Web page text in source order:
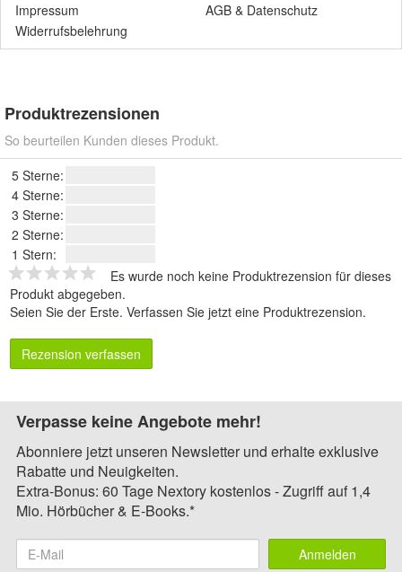
Impressum
AGB & Datenschutz
Widerrufsbelehrung
Produktrezensionen
So beurteilen Kunden dieses Produkt.
5 Sterne:
4 Sterne:
3 Sterne:
2 Sterne:
1 Stern:
Es wurde noch keine Produktrezension für dieses
Produkt abgegeben.
Seien Sie der Erste. Verfassen Sie jetzt eine Produktrezension.
Rezension verfassen
Verpasse keine Angebote mehr!
Abonniere jetzt unseren Newsletter und erhalte exklusive
Rabatte und Neuigkeiten.
Extra-Bonus: 60 Tage Nextory kostenlos - Zugriff auf 1,4
Mio. Hörbücher & E-Books.*
Anmelden